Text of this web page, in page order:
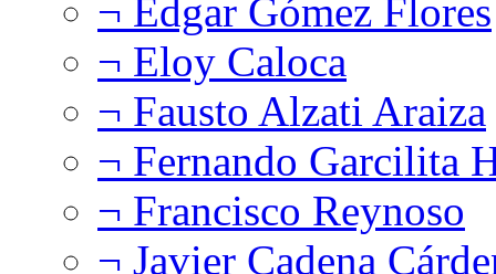
¬ Edgar Gómez Flores
¬ Eloy Caloca
¬ Fausto Alzati Araiza
¬ Fernando Garcilita
¬ Francisco Reynoso
¬ Javier Cadena